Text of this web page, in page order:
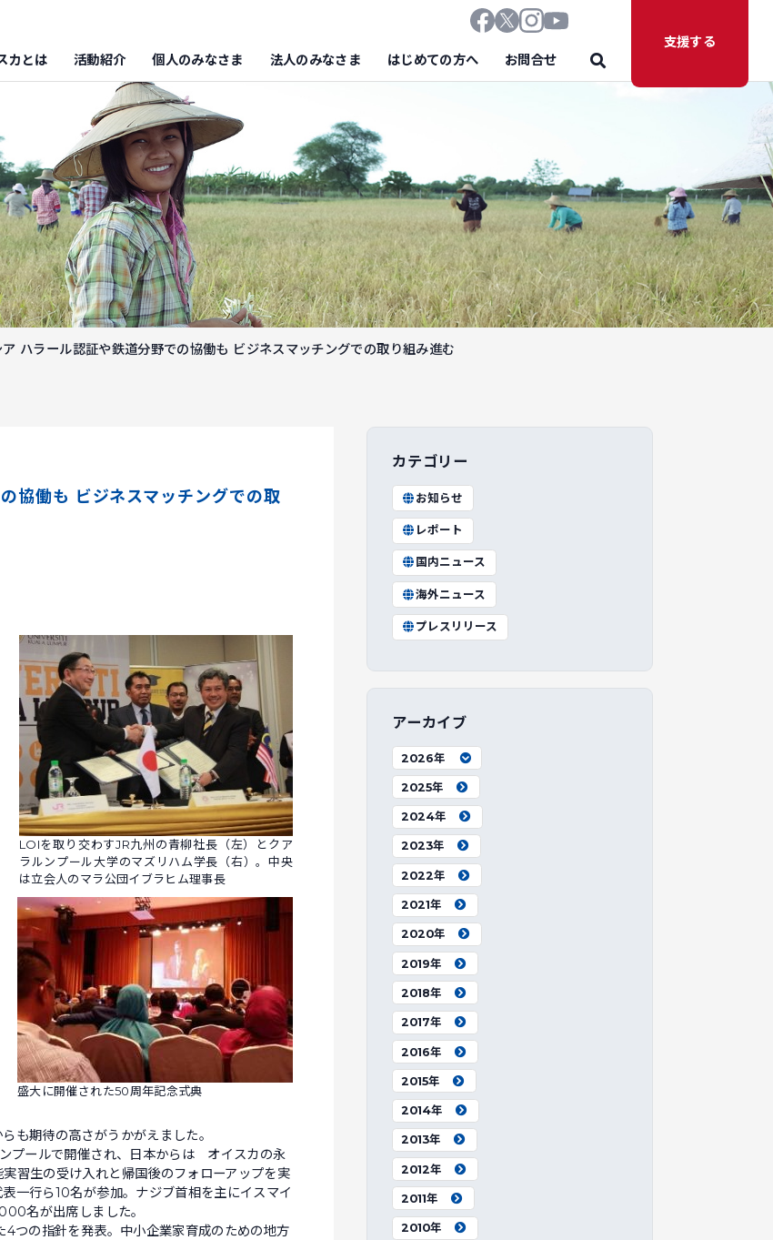
カとは 活動紹介 個人のみなさま 法人のみなさま はじめての方へ お問合せ
支援する
ア ハラール認証や鉄道分野での協働も ビジネスマッチングでの取り組み進む
協働も ビジネスマッチングでの取
LOIを取り交わすJR九州の青柳社長（左）とクア
ラルンプール大学のマズリハム学長（右）。中央
は立会人のマラ公団イブラヒム理事長
盛大に開催された50周年記念式典
も期待の高さがうかがえました。
プールで開催され、日本からは オイスカの永
習生の受け入れと帰国後のフォローアップを実
一行ら10名が参加。ナジブ首相を主にイスマイ
名が出席しました。
つの指針を発表。中小企業家育成のための地方
カテゴリー
お知らせ
レポート
国内ニュース
海外ニュース
プレスリリース
アーカイブ
2026年
2025年
2024年
2023年
2022年
2021年
2020年
2019年
2018年
2017年
2016年
2015年
2014年
2013年
2012年
2011年
2010年